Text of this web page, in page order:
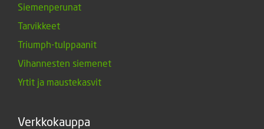
Siemenperunat
Tarvikkeet
Triumph-tulppaanit
Vihannesten siemenet
Yrtit ja maustekasvit
Verkkokauppa